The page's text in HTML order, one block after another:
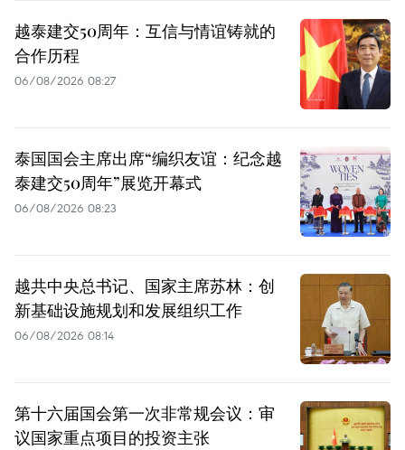
越泰建交50周年：互信与情谊铸就的
合作历程
06/08/2026 08:27
泰国国会主席出席“编织友谊：纪念越
泰建交50周年”展览开幕式
06/08/2026 08:23
越共中央总书记、国家主席苏林：创
新基础设施规划和发展组织工作
06/08/2026 08:14
第十六届国会第一次非常规会议：审
议国家重点项目的投资主张